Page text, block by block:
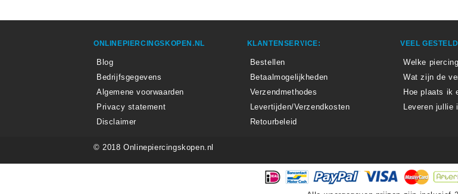
ONLINEPIERCINGSKOPEN.NL
Blog
Bedrijfsgegevens
Algemene voorwaarden
Privacy statement
Disclaimer
KLANTENSERVICE:
Bestellen
Betaalmogelijkheden
Verzendmethodes
Levertijden/Verzendkosten
Retourbeleid
VEEL
Welke
Wat zijn de
Hoe plaats ik
Leveren jullie
© 2018 Onlinepiercingskopen.nl